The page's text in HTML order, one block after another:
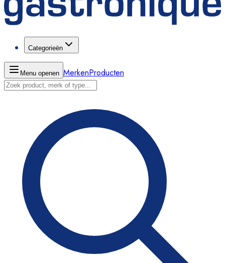
Categorieën
Menu openen MerkenProducten